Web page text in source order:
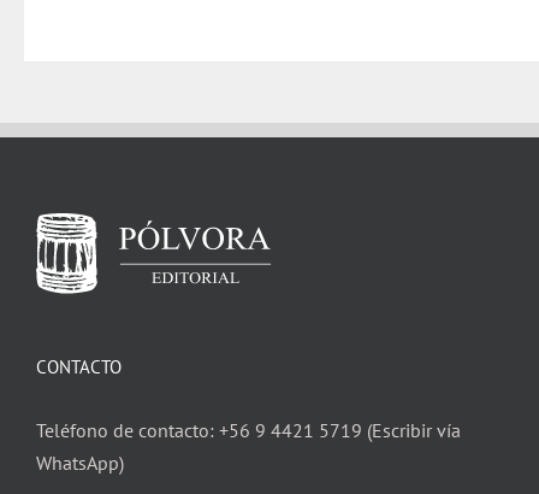
CONTACTO
Teléfono de contacto: +56 9 4421 5719 (Escribir vía
WhatsApp)